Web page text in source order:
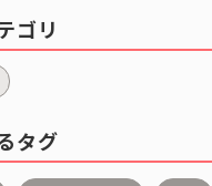
ゴリ
タグ